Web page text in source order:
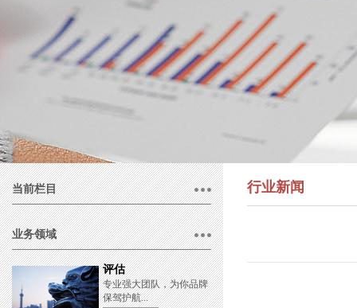
当前栏目
业务领域
评估
专业强大团队，为你品牌
保驾护航...
行业新闻